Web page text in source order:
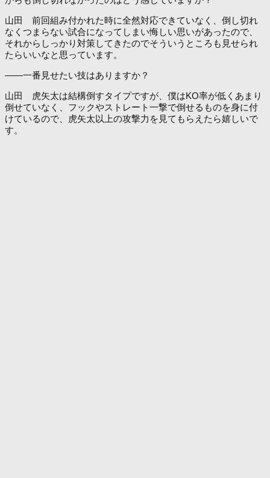
山田 前回組み付かれた時に全然対応できていなく、倒し切れ
なくつまらない試合になってしまい悔しい思いがあったので、
それからしっかり対策してきたのでそういうところも見せられ
たらいいなと思っています。
――一番見せたい技はありますか？
山田 虎矢太は結構倒すタイプですが、僕はKO率が低くあまり
倒せていなく、フックやストレート一撃で倒せるものを身に付
けているので、虎矢太以上の攻撃力を見てもらえたら嬉しいで
す。